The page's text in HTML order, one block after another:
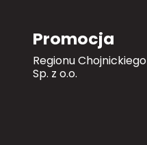
Promocja
Regionu Chojnickiego
Sp. z o.o.